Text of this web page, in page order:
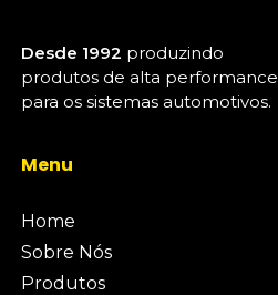
Desde 1992 produzindo
produtos de alta performance
para os sistemas automotivos.
Menu
Home
Sobre Nós
Produtos